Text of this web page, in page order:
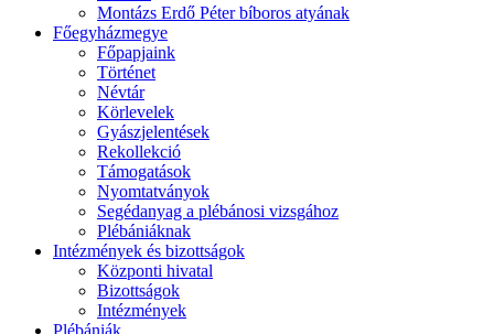
Montázs Erdő Péter bíboros atyának
Főegyházmegye
Főpapjaink
Történet
Névtár
Körlevelek
Gyászjelentések
Rekollekció
Támogatások
Nyomtatványok
Segédanyag a plébánosi vizsgához
Plébániáknak
Intézmények és bizottságok
Központi hivatal
Bizottságok
Intézmények
Plébániák